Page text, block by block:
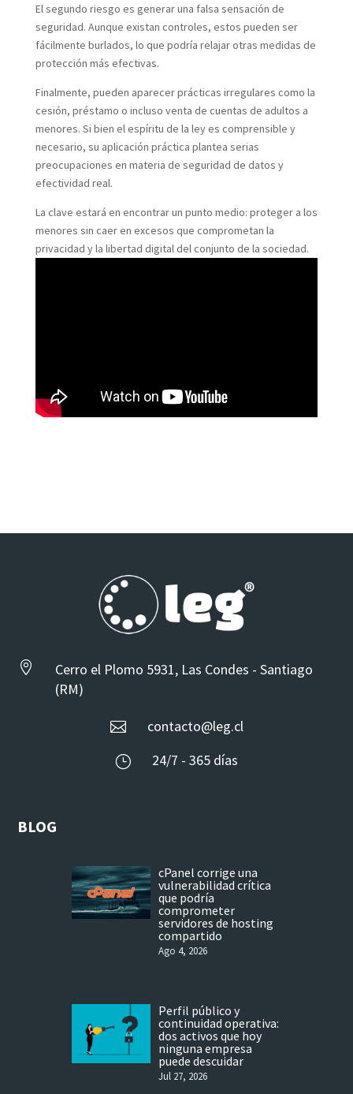
El segundo riesgo es generar una falsa sensación de
seguridad. Aunque existan controles, estos pueden ser
fácilmente burlados, lo que podría relajar otras medidas de
protección más efectivas.
Finalmente, pueden aparecer prácticas irregulares como la
cesión, préstamo o incluso venta de cuentas de adultos a
menores. Si bien el espíritu de la ley es comprensible y
necesario, su aplicación práctica plantea serias
preocupaciones en materia de seguridad de datos y
efectividad real.
La clave estará en encontrar un punto medio: proteger a los
menores sin caer en excesos que comprometan la
privacidad y la libertad digital del conjunto de la sociedad.

Cerro el Plomo 5931, Las Condes - Santiago
(RM)
 contacto@leg.cl
} 24/7 - 365 días
BLOG
cPanel corrige una
vulnerabilidad crítica
que podría
comprometer
servidores de hosting
compartido
Ago 4, 2026
Perfil público y
continuidad operativa:
dos activos que hoy
ninguna empresa
puede descuidar
Jul 27, 2026